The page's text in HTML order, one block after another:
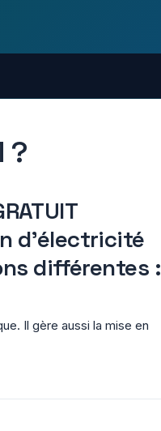
?
d'électricité
différentes :
Il gère aussi la mise en